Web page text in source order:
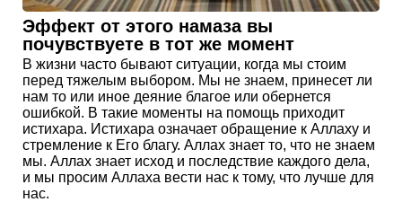
Эффект от этого намаза вы
почувствуете в тот же момент
В жизни часто бывают ситуации, когда мы стоим
перед тяжелым выбором. Мы не знаем, принесет ли
нам то или иное деяние благое или обернется
ошибкой. В такие моменты на помощь приходит
истихара. Истихара означает обращение к Аллаху и
стремление к Его благу. Аллах знает то, что не знаем
мы. Аллах знает исход и последствие каждого дела,
и мы просим Аллаха вести нас к тому, что лучше для
нас.